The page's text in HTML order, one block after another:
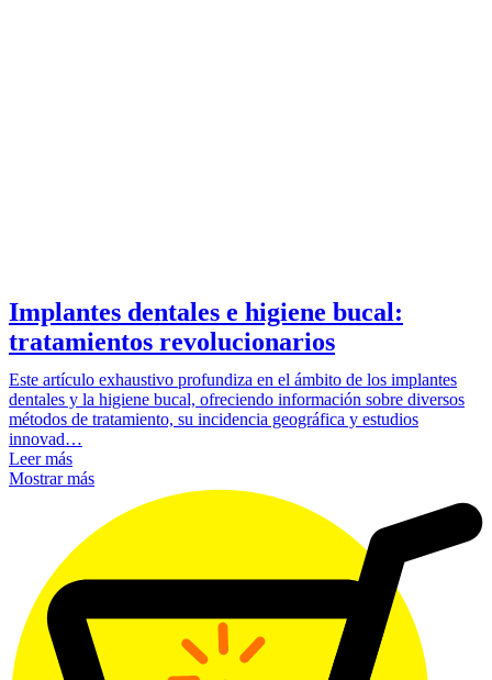
Implantes dentales e higiene bucal:
tratamientos revolucionarios
Este artículo exhaustivo profundiza en el ámbito de los implantes
dentales y la higiene bucal, ofreciendo información sobre diversos
métodos de tratamiento, su incidencia geográfica y estudios
innovad…
Leer más
Mostrar más